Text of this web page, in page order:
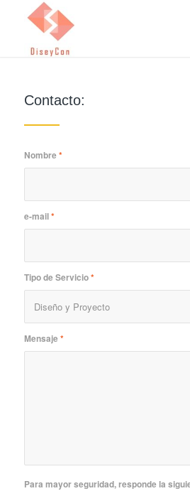
Contacto:
Nombre *
e-mail*
Tipo de Servicio*
Mensaje *
Para mayor seguridad, responde la